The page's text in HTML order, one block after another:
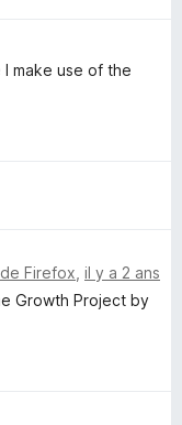
make use of the
Firefox il y a 2 ans
Growth Project by